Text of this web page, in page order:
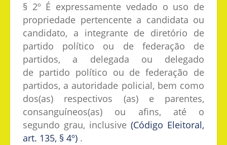
§ 2º É expressamente vedado o uso de
propriedade pertencente a candidata ou
candidato, a integrante de diretório de
partido político ou de federação de
partidos, a delegada ou delegado
de partido político ou de federação de
partidos, a autoridade policial, bem como
dos(as) respectivos (as) e parentes,
consanguíneos(as) ou afins, até o
segundo grau, inclusive (Código Eleitoral,
art. 135, § 4º) .